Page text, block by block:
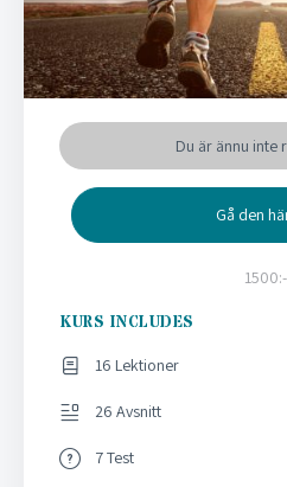
Du är ännu inte
Gå den
1500:-
KURS INCLUDES
16 Lektioner
26 Avsnitt
7 Test